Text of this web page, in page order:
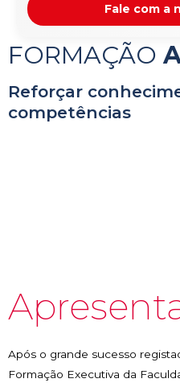
Fale com a
FORMAÇÃO
Reforçar
competências
Após o grande sucesso
Formação Executiva da